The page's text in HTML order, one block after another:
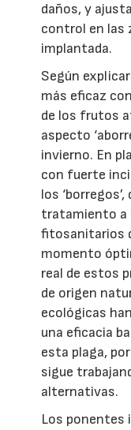
daños, y
control en las
implantada.
Según
más eficaz
de los frutos
aspecto
invierno. En
con fuerte
los
tratamiento a
fitosanitarios
momento
real de estos
de origen
ecológicas
una eficacia
esta plaga,
sigue
alternativas.
Los ponentes